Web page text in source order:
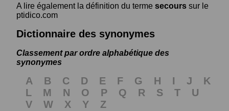
A lire également la définition du terme secours sur le
ptidico.com
Dictionnaire des synonymes
Classement par ordre alphabétique des
synonymes
A B C D E F G H I J
K
L
M N O P Q R S T
U
V
W X Y
Z